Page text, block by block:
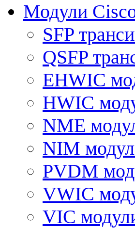
Модули
SFP
QSFP
EHWIC
HWIC
NME
NIM
PVDM
VWIC
VIC